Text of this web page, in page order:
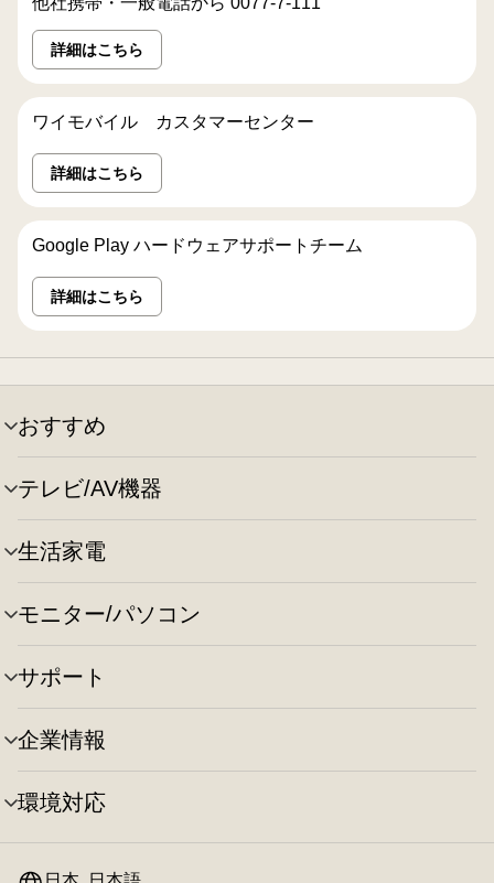
詳細はこちら
ワイモバイル カスタマーセンター
詳細はこちら
Google Play ハードウェアサポートチーム
詳細はこちら
おすすめ
メ
ニ
ュ
ー
の
切
り
替
え
テレビ/AV機器
メ
ニ
ュ
ー
の
切
り
替
え
生活家電
メ
ニ
ュ
ー
の
切
り
替
え
モニター/パソコン
メ
ニ
ュ
ー
の
切
り
替
え
サポート
メ
ニ
ュ
ー
の
切
り
替
企業情報
メ
ニ
ュ
ー
環境対応
メ
ー